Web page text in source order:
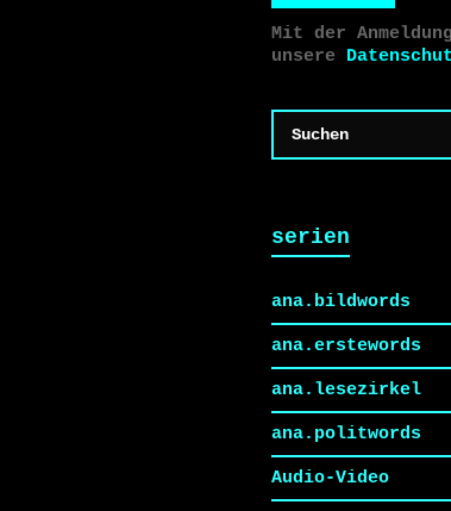
Mit der
unsere
serien
ana.bildwords
ana.erstewords
ana.lesezirkel
ana.politwords
Audio-Video